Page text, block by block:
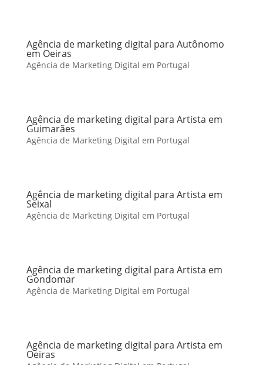
Agência de marketing digital para Autônomo
em Oeiras
Agência de Marketing Digital em Portugal
Agência de marketing digital para Artista em
Guimarães
Agência de Marketing Digital em Portugal
Agência de marketing digital para Artista em
Seixal
Agência de Marketing Digital em Portugal
Agência de marketing digital para Artista em
Gondomar
Agência de Marketing Digital em Portugal
Agência de marketing digital para Artista em
Oeiras